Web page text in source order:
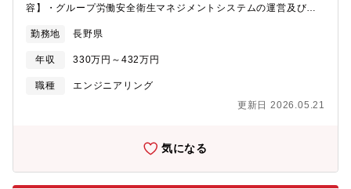
容】・グループ労働安全衛生マネジメントシステムの運営及び、
業務・スキー場及び関連施設の安全管理に関する業務・索道、圧
雪車等の車両、人工降雪機等の機械及び関連する施設の安全性の
向上に関する業務・索道、圧雪車等の車両、人工降雪機等の機械
及び関連する施設のメンテナンスに関する業務・索道に関する行
に関する業務・設備に関する技術向上に関する業務・関連する技
合理化に関する業務・社内及び外部企業へのスキー場安全運営に
関する助言業務・運営受託事業に関する助言及び、安全管理業
務・新規案件スキー場の技術安全に関する調査業務・国内外出張
あり・海外メーカーとの交渉業務等【組織構成】3名（部長1名、
勤務地 長野県
年収 330万円～432万円
職種
エンジニアリング
更新日 2026.05.21
気になる